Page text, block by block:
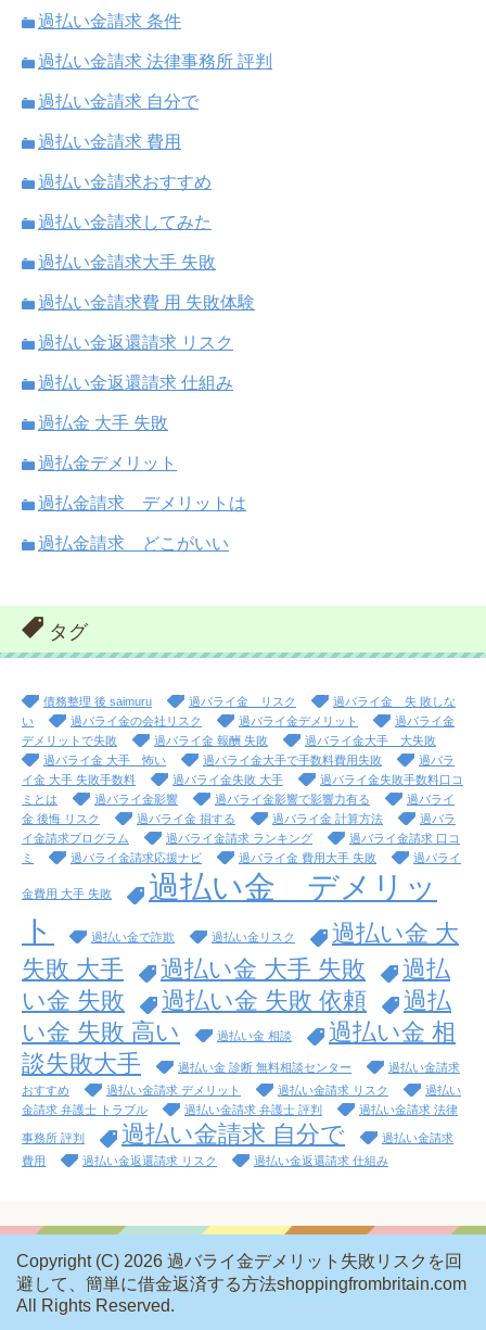
過払い金請求 条件
過払い金請求 法律事務所 評判
過払い金請求 自分で
過払い金請求 費用
過払い金請求おすすめ
過払い金請求してみた
過払い金請求大手 失敗
過払い金請求費 用 失敗体験
過払い金返還請求 リスク
過払い金返還請求 仕組み
過払金 大手 失敗
過払金デメリット
過払金請求 デメリットは
過払金請求 どこがいい
タグ
債務整理 後 saimuru 過バライ金 リスク
過バライ金 失 敗しな
い
過バライ金の会社リスク 過バライ金デメリット
過バライ金
デメリットで失敗
過バライ金 報酬 失敗
過バライ金大手 大失敗
過バライ金 大手 怖い
過バライ金大手で手数料費用失敗
過バラ
イ金 大手 失敗手数料
過バライ金失敗 大手
過バライ金失敗手数料口コ
ミとは
過バライ金影響 過バライ金影響で影響力有る
過バライ
金 後悔 リスク
過バライ金 損する 過バライ金 計算方法
過バラ
イ金請求プログラム
過バライ金請求 ランキング
過バライ金請求 口コ
ミ
過バライ金請求応援ナビ 過バライ金 費用大手 失敗 過バライ
金費用 大手 失敗
過払い金 デメリッ
ト
過払い金で詐欺 過払い金リスク
過払い金 大
失敗 大手
過払い金 大手 失敗
過払
い金 失敗
過払い金 失敗 依頼
過払
い金 失敗 高い
過払い金 相談
過払い金 相
談失敗大手
過払い金 診断 無料相談センター
過払い金請求
おすすめ
過払い金請求 デメリット 過払い金請求 リスク
過払い
金請求 弁護士 トラブル
過払い金請求 弁護士 評判 過払い金請求 法律
事務所 評判 過払い金請求 自分で
過払い金請求
費用
過払い金返還請求 リスク 過払い金返還請求 仕組み
Copyright (C) 2026 過バライ金デメリット失敗リスクを回
避して、簡単に借金返済する方法shoppingfrombritain.com
All Rights Reserved.